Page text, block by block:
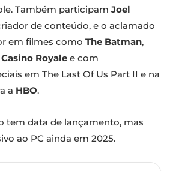
Também participam Joel
de conteúdo, e o aclamado
em filmes como The Batman,
Casino Royale e com
em The Last Of Us Part II e na
a HBO.
tem data de lançamento, mas
ao PC ainda em 2025.